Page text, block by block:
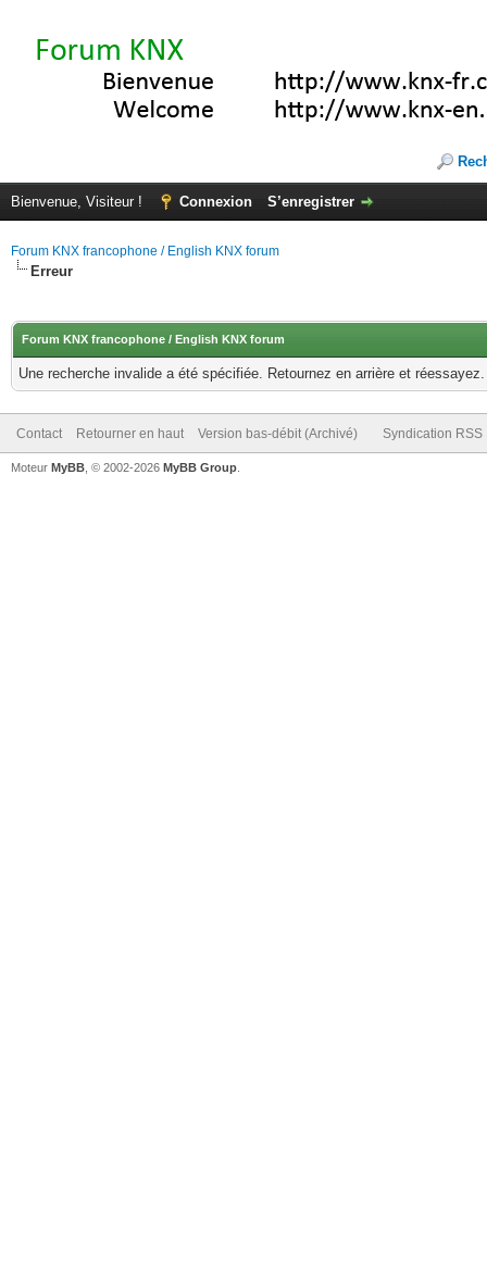
Bienvenue, Visiteur ! Connexion S’enregistrer
Forum KNX francophone / English KNX forum
Erreur
Forum KNX francophone / English KNX forum
Une recherche invalide a été spécifiée. Retournez en arrière et réessayez.
Contact Retourner en haut Version bas-débit (Archivé) Syndication RSS
Moteur MyBB , © 2002-2026 MyBB Group